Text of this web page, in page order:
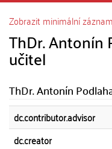
Zobrazit minimální záznam
ThDr. Antonín
učitel
ThDr. Antonín
dc.contributor.advisor
dc.creator